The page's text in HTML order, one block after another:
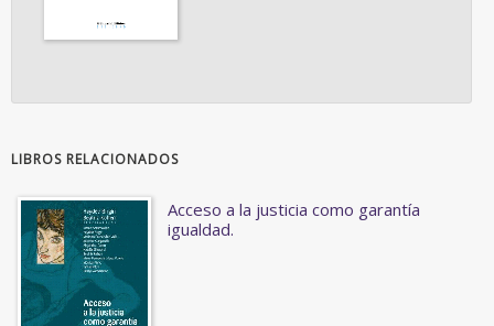
LIBROS RELACIONADOS
Acceso a la justicia como garantía
igualdad.